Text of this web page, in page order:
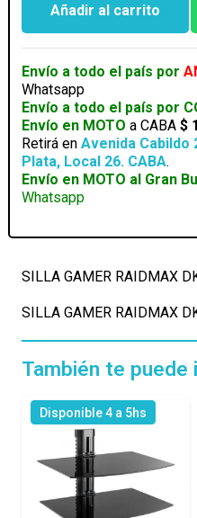
SILLA
GAMER
RAIDMAX
DK-
925BK
NEGRA
cantidad
Añadir al carrito
Envío a todo el país por
Whatsapp
Envío a todo el país por
Envío en MOTO a CABA$
Retirá enAvenida Cabildo
Plata, Local 26. CABA.
Envío en MOTO al Gran
Whatsapp
SILLA GAMER RAIDMAX
SILLA GAMER RAIDMAX
También te puede
Disponible 4 a 5hs